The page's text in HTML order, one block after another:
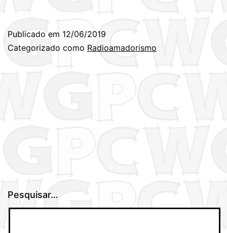
“assalto”
às
Publicado em 12/06/2019
Categorizado como Radioamadorismo
Pesquisar…